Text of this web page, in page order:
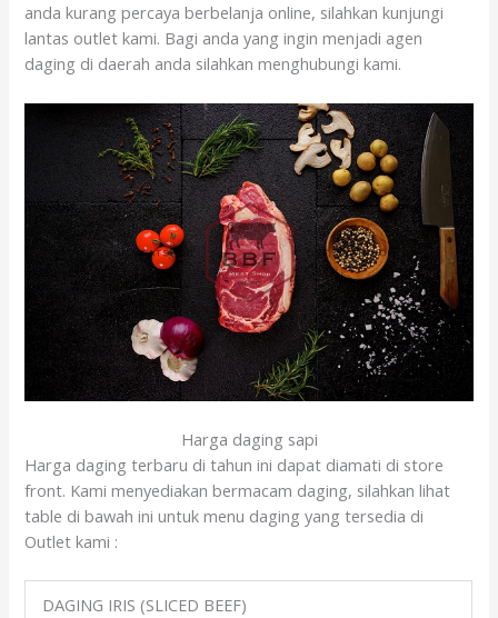
anda kurang percaya berbelanja online, silahkan kunjungi
lantas outlet kami. Bagi anda yang ingin menjadi agen
daging di daerah anda silahkan menghubungi kami.
Harga daging sapi
Harga daging terbaru di tahun ini dapat diamati di store
front. Kami menyediakan bermacam daging, silahkan lihat
table di bawah ini untuk menu daging yang tersedia di
Outlet kami :
DAGING IRIS (SLICED BEEF)